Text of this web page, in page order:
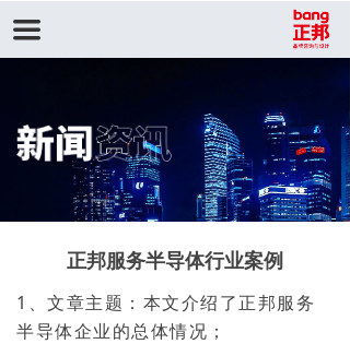
끀
正邦服务半导体行业案例
1、文章主题：本文介绍了正邦服务
半导体企业的总体情况；